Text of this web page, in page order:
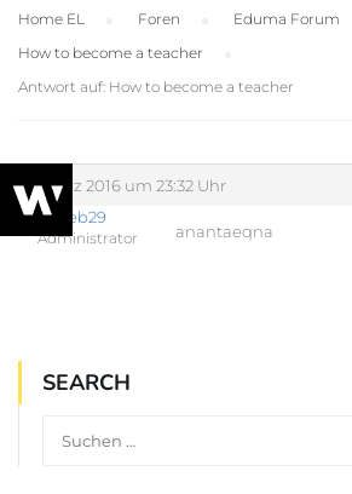
Home EL Foren Eduma Forum
How to become a teacher
Antwort auf: How to become a teacher
7. März 2016 um 23:32 Uhr
web29
Administrator anantaeqna
SEARCH